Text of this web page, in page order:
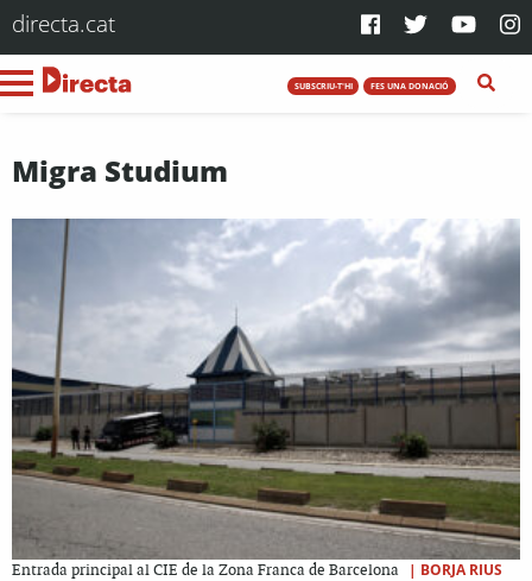
directa.cat
SUBSCRIU-T'HI FES UNA DONACIÓ
Migra Studium
Entrada principal al CIE de la Zona Franca de Barcelona | BORJA RIUS